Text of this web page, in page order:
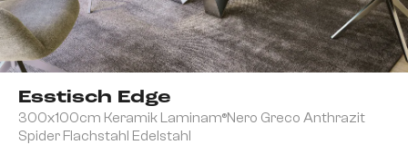
Esstisch Edge
300x100cm Keramik Laminam®Nero Greco Anthrazit
Spider Flachstahl Edelstahl